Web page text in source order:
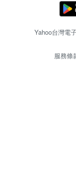
Yahoo台灣電
服務條